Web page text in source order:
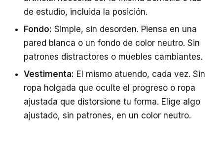
de estudio, incluida la posición.
Fondo: Simple, sin desorden. Piensa en una
pared blanca o un fondo de color neutro. Sin
patrones distractores o muebles cambiantes.
Vestimenta: El mismo atuendo, cada vez. Sin
ropa holgada que oculte el progreso o ropa
ajustada que distorsione tu forma. Elige algo
ajustado, sin patrones, en un color neutro.